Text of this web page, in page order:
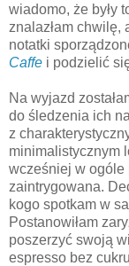
wiadomo, że były
znalazłam chwilę,
notatki
Caffe i podzielić
Na wyjazd
do śledzenia ich
z
minimalistycznym
wcześniej w ogóle
zaintrygowana.
kogo spotkam w
Postanowiłam
poszerzyć swoją
espresso bez